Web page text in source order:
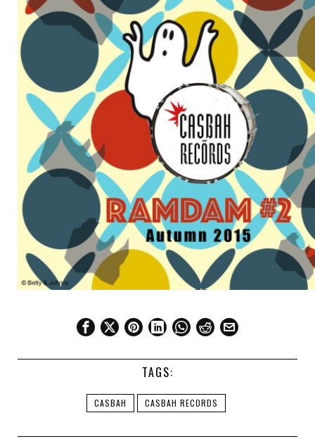
TAGS:
CASBAH CASBAH RECORDS